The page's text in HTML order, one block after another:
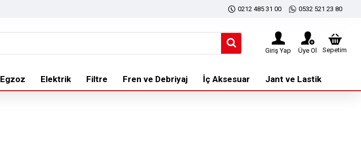
0212 485 31 00 0532 521 23 80
Giriş Yap Üye Ol Sepetim
Egzoz Elektrik Filtre Fren ve Debriyaj İç Aksesuar Jant ve Lastik